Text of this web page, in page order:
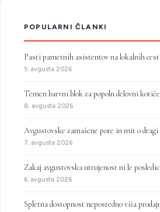
POPULARNI ČLANKI
Pasti pametnih asistentov na lokalnih
9. avgusta 2026
Temen barvni blok za popoln delovni
8. avgusta 2026
Avgustovske zamašene pore in mit o
7. avgusta 2026
Zakaj avgustovska utrujenost ni le
6. avgusta 2026
Spletna dostopnost neposredno viša